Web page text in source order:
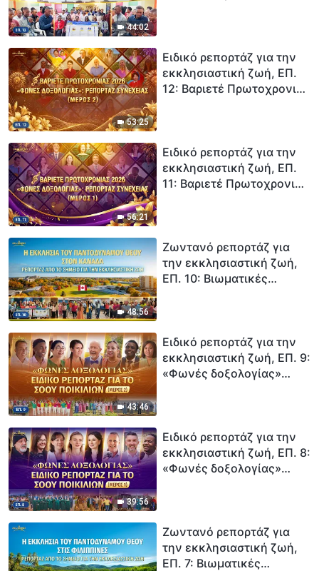
44:02
για την κάθαρση από την
αμαρτία
53:25
Ειδικό ρεπορτάζ για την
εκκλησιαστική ζωή, ΕΠ.
12: Βαριετέ Πρωτοχρονιάς
56:21
Ειδικό ρεπορτάζ για την
εκκλησιαστική ζωή, ΕΠ.
11: Βαριετέ Πρωτοχρονιάς
48:56
Ζωντανό ρεπορτάζ για
την εκκλησιαστική ζωή,
ΕΠ. 10: Βιωματικές
φως της σωτηρίας
43:46
Ειδικό ρεπορτάζ για την
εκκλησιαστική ζωή, ΕΠ. 9:
«Φωνές δοξολογίας»
39:56
Ειδικό ρεπορτάζ για την
εκκλησιαστική ζωή, ΕΠ. 8:
«Φωνές δοξολογίας»
Ζωντανό ρεπορτάζ για
την εκκλησιαστική ζωή,
ΕΠ. 7: Βιωματικές